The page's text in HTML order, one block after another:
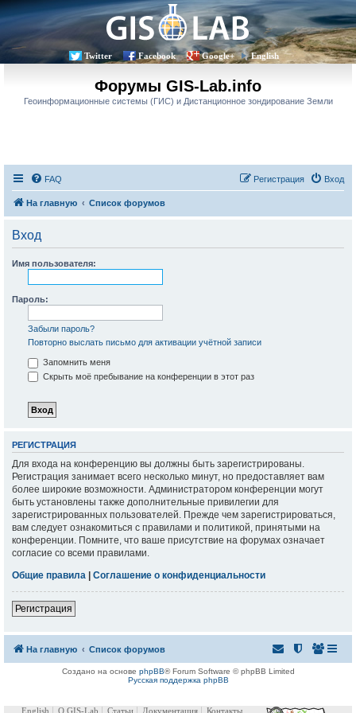
Twitter Facebook Google+ English
Форумы GIS-Lab.info
Геоинформационные системы (ГИС) и Дистанционное зондирование Земли
FAQ Вход
Регистрация
На главную Список форумов
Вход
Имя пользователя:
Пароль:
Забыли пароль?
Повторно выслать письмо для активации учётной записи
Запомнить меня
Скрыть моё пребывание на конференции в этот раз
РЕГИСТРАЦИЯ
Для входа на конференцию вы должны быть зарегистрированы.
Регистрация занимает всего несколько минут, но предоставляет вам
более широкие возможности. Администратором конференции могут
быть установлены также дополнительные привилегии для
зарегистрированных пользователей. Прежде чем зарегистрироваться,
вам следует ознакомиться с правилами и политикой, принятыми на
конференции. Помните, что ваше присутствие на форумах означает
согласие со всеми правилами.
Общие правила | Соглашение о конфиденциальности
Регистрация
На главную Список форумов
Создано на основе phpBB® Forum Software © phpBB Limited
Русская поддержка phpBB
English О GIS-Lab Статьи Документация Контакты